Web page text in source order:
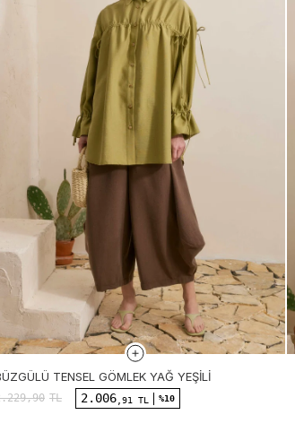
TENSEL GÖMLEK YAĞ YEŞILI
TL 2.006 ,91 TL %10